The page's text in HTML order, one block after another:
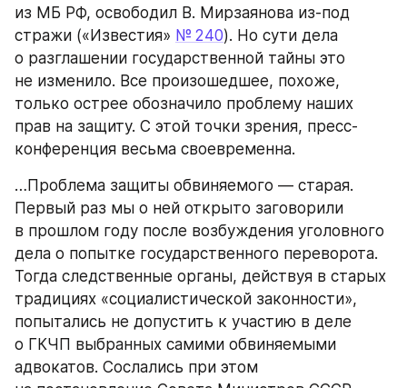
из МБ РФ, освободил В. Мирзаянова из-под
стражи («Известия» № 240). Но сути дела
о разглашении государственной тайны это
не изменило. Все произошедшее, похоже,
только острее обозначило проблему наших
прав на защиту. С этой точки зрения, пресс-
конференция весьма своевременна.
…Проблема защиты обвиняемого — старая.
Первый раз мы о ней открыто заговорили
в прошлом году после возбуждения уголовного
дела о попытке государственного переворота.
Тогда следственные органы, действуя в старых
традициях «социалистической законности»,
попытались не допустить к участию в деле
о ГКЧП выбранных самими обвиняемыми
адвокатов. Сослались при этом